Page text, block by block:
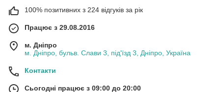
100% позитивних з 224 відгуків за рік
Працює з 29.08.2016
м. Дніпро
м. Дніпро, бульв. Слави 3, під'їзд 3, Дніпро, Україна
Контакти
Сьогодні працює з 09:00 до 20:00